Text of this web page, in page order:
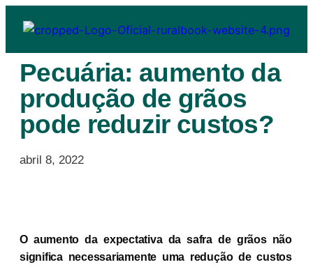
Pecuária: aumento da
produção de grãos
pode reduzir custos?
abril 8, 2022
O aumento da expectativa da safra de grãos não
significa necessariamente uma redução de custos